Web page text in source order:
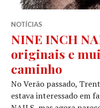
NOTÍCIAS
NINE INCH
originais e
caminho
No Verão passado,
estava interessado em